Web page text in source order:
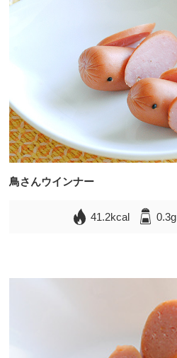
鳥さんウインナー
41.2kcal 0.3g